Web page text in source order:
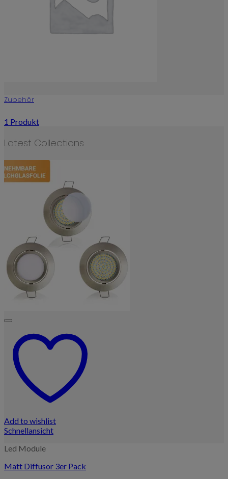
Zubehör
1 Produkt
Latest Collections
Add to wishlist
Schnellansicht
Led Module
Matt Diffusor 3er Pack